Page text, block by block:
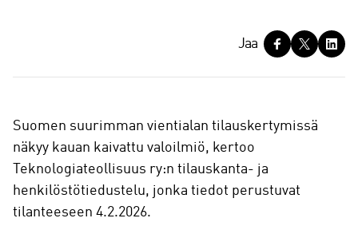
a
Jaa
Suomen suurimman vientialan tilauskertymissä
näkyy kauan kaivattu valoilmiö, kertoo
Teknologiateollisuus ry:n tilauskanta- ja
henkilöstötiedustelu, jonka tiedot perustuvat
tilanteeseen 4.2.2026.